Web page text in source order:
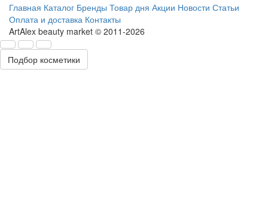
Главная Каталог Бренды Товар дня Акции Новости Статьи
Оплата и доставка Контакты
ArtAlex beauty market © 2011-2026
Подбор косметики